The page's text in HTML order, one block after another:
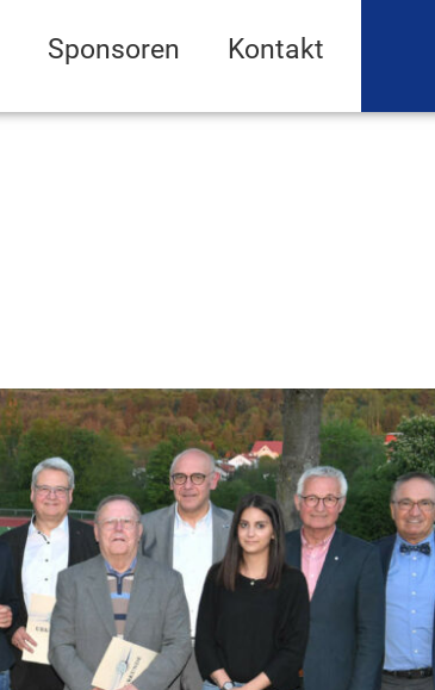
Sponsoren Kontakt